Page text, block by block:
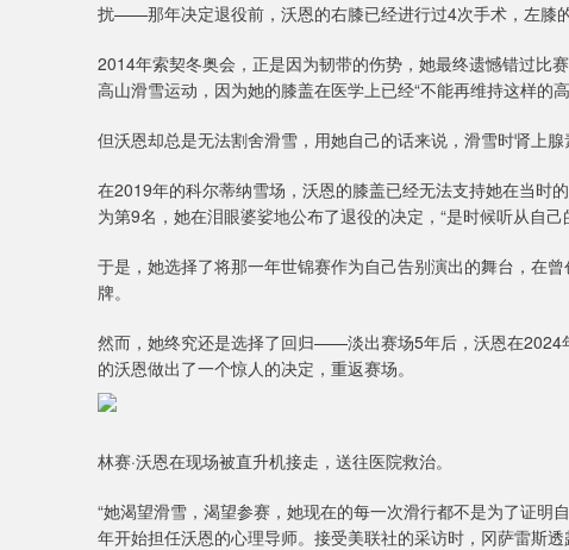
扰——那年决定退役前，沃恩的右膝已经进行过4次手术，左膝
2014年索契冬奥会，正是因为韧带的伤势，她最终遗憾错过比
高山滑雪运动，因为她的膝盖在医学上已经“不能再维持这样的高
但沃恩却总是无法割舍滑雪，用她自己的话来说，滑雪时肾上
在2019年的科尔蒂纳雪场，沃恩的膝盖已经无法支持她在当时
为第9名，她在泪眼婆娑地公布了退役的决定，“是时候听从自
于是，她选择了将那一年世锦赛作为自己告别演出的舞台，在
牌。
然而，她终究还是选择了回归——淡出赛场5年后，沃恩在2024
的沃恩做出了一个惊人的决定，重返赛场。
林赛·沃恩在现场被直升机接走，送往医院救治。
“她渴望滑雪，渴望参赛，她现在的每一次滑行都不是为了证明
年开始担任沃恩的心理导师。接受美联社的采访时，冈萨雷斯